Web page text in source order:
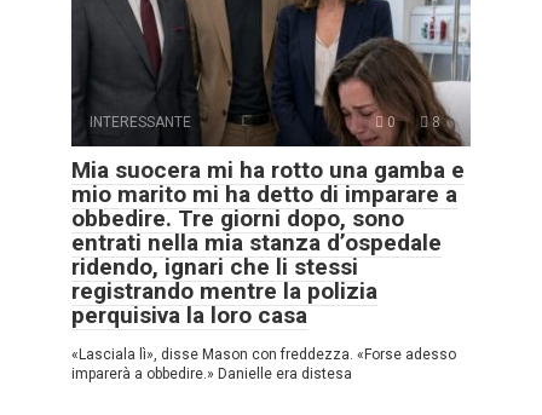
INTERESSANTE 0 8
Mia suocera mi ha rotto una gamba e
mio marito mi ha detto di imparare a
obbedire. Tre giorni dopo, sono
entrati nella mia stanza d’ospedale
ridendo, ignari che li stessi
registrando mentre la polizia
perquisiva la loro casa
«Lasciala lì», disse Mason con freddezza. «Forse adesso
imparerà a obbedire.» Danielle era distesa